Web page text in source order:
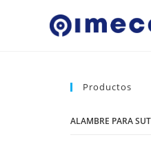
Productos
ALAMBRE PARA